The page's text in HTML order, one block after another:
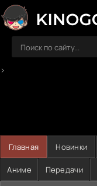
>
Главная Новинки
Аниме Передачи